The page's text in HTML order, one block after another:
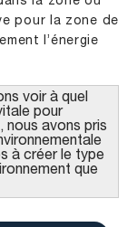
pour la zone de
l’énergie
voir à quel
pour
nous avons pris
à créer le type
que